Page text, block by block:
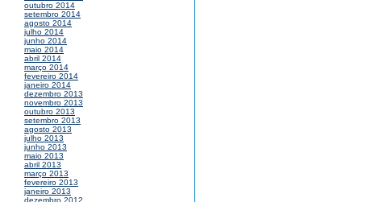
outubro 2014
setembro 2014
agosto 2014
julho 2014
junho 2014
maio 2014
abril 2014
março 2014
fevereiro 2014
janeiro 2014
dezembro 2013
novembro 2013
outubro 2013
setembro 2013
agosto 2013
julho 2013
junho 2013
maio 2013
abril 2013
março 2013
fevereiro 2013
janeiro 2013